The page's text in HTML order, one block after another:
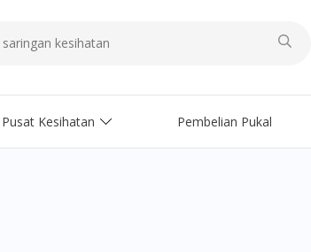
Pusat Kesihatan Pembelian Pukal